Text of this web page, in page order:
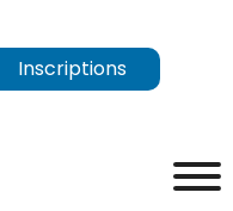
Inscriptions